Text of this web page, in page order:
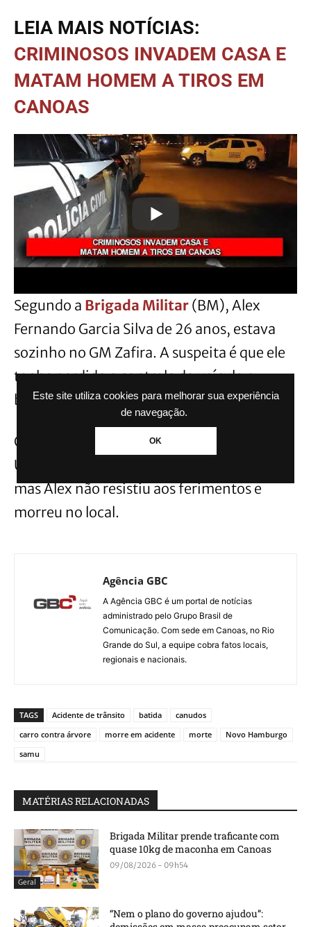
Este site utiliza cookies para melhorar sua experiência
de navegação.
OK
LEIA MAIS NOTÍCIAS:
CRIMINOSOS INVADEM CASA E
MATAM HOMEM A TIROS EM
CANOAS
Segundo a Brigada Militar (BM), Alex
Fernando Garcia Silva de 26 anos, estava
sozinho no GM Zafira. A suspeita é que ele
tenha perdido o controle do veículo e
batido contra a árvore.
O Serviço de Atendimento Móvel de
Urgência (SAMU) chegou a ser acionado,
mas Alex não resistiu aos ferimentos e
morreu no local.
Agência GBC
A Agência GBC é um portal de notícias
administrado pelo Grupo Brasil de
Comunicação. Com sede em Canoas, no Rio
Grande do Sul, a equipe cobra fatos locais,
regionais e nacionais.
TAGS Acidente de trânsito batida
canudos
carro contra árvore
morre em acidente morte
Novo Hamburgo
samu
MATÉRIAS RELACIONADAS
Geral
Brigada Militar prende traficante com
quase 10kg de maconha em Canoas
09/08/2026 - 09h54
“Nem o plano do governo ajudou”: